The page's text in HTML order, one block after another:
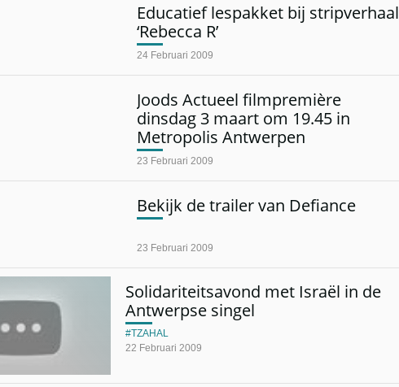
Educatief lespakket bij stripverhaal
‘Rebecca R’
24 Februari 2009
Joods Actueel filmpremière
dinsdag 3 maart om 19.45 in
Metropolis Antwerpen
23 Februari 2009
Bekijk de trailer van Defiance
23 Februari 2009
Solidariteitsavond met Israël in de
Antwerpse singel
22 Februari 2009
TZAHAL